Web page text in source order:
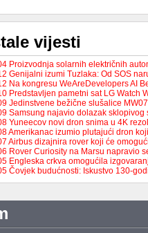
vijesti
Proizvodnja solarnih električnih
Genijalni izumi Tuzlaka: Od SOS
Na kongresu WeAreDevelopers AI
Predstavljen pametni sat LG Watch
Jedinstvene bežične slušalice
Samsung najavio dolazak sklopivog
Yuneecov novi dron snima u 4K
Amerikanac izumio plutajući dron
Airbus dizajnira rover koji će
Rover Curiosity na Marsu napravio
Engleska crkva omogućila
Čovjek budućnosti: Iskustvo 130-